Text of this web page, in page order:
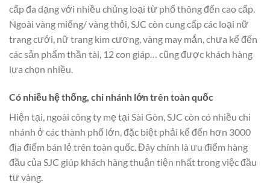
cấp đa dạng với nhiều chủng loại từ phổ thông đến cao cấp.
Ngoài vàng miếng/ vàng thỏi, SJC còn cung cấp các loại nữ
trang cưới, nữ trang kim cương, vàng may mắn, chưa kể đến
các sản phẩm thần tài, 12 con giáp… cũng được khách hàng
lựa chọn nhiều.
Có nhiều hệ thống, chi nhánh lớn trên toàn quốc
Hiện tại, ngoài công ty mẹ tại Sài Gòn, SJC còn có nhiều chi
nhánh ở các thành phố lớn, đặc biệt phải kể đến hơn 3000
địa điểm bán lẻ trên toàn quốc. Đây chính là ưu điểm hàng
đầu của SJC giúp khách hàng thuận tiện nhất trong việc đầu
tư vàng.